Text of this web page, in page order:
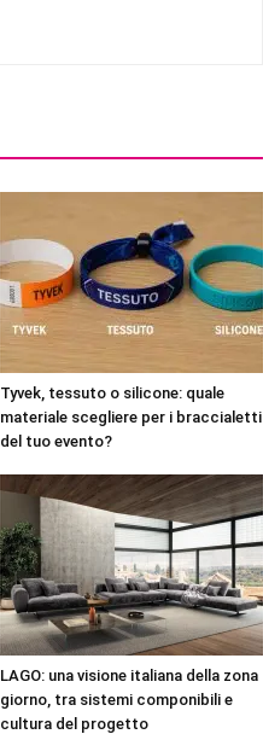
Tyvek, tessuto o silicone: quale
materiale scegliere per i braccialetti
del tuo evento?
LAGO: una visione italiana della zona
giorno, tra sistemi componibili e
cultura del progetto